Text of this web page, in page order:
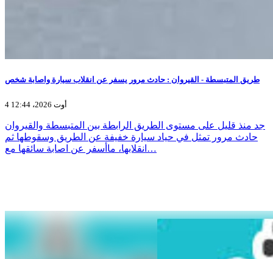
طريق المتبسطة - القيروان : حادث مرور يسفر عن انقلاب سيارة واصابة شخص
4 أوت 2026، 12:44
جد منذ قليل على مستوى الطريق الرابطة بين المتبسطة والقيروان
حادث مرور تمثل في حياد سيارة خفيفة عن الطريق وسقوطها ثم
انقلابها، ماأسفر عن اصابة سائقها مع…